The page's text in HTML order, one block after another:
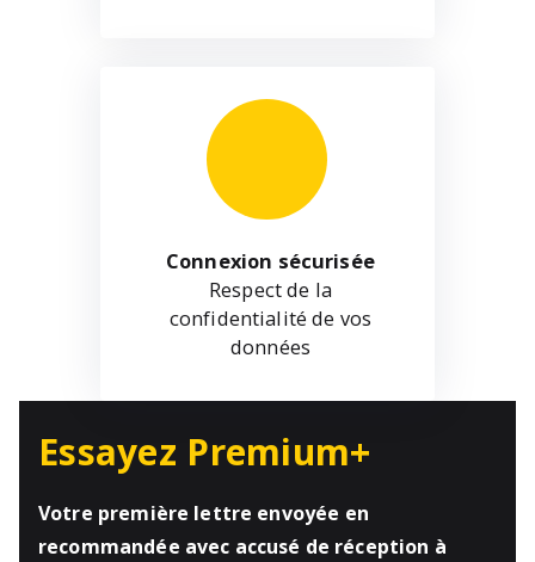
Connexion sécurisée
Respect de la
confidentialité de vos
données
Essayez Premium+
Votre première lettre envoyée en
recommandée avec accusé de réception à